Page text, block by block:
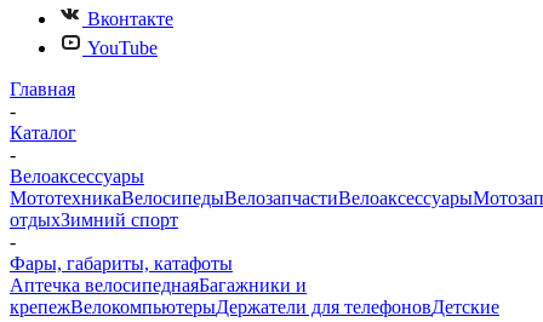
Вконтакте
YouTube
Главная
-
Каталог
-
Велоаксессуары
МототехникаВелосипедыВелозапчастиВелоаксессуары
отдыхЗимний спорт
-
Фары, габариты, катафоты
Аптечка велосипеднаяБагажники и
крепежВелокомпьютерыДержатели для телефоновДетские